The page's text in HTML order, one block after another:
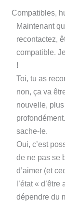
Compatibles,
Maintenant
recontactez,
compatible.
!
Toi, tu as
non, ça va
nouvelle,
sache-le.
Oui, c’est
de ne pas se
d’aimer (et
l’état «
dépendre du